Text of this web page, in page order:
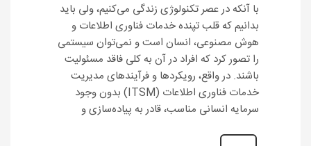
با آنکه در عصر تکنولوژی زندگی می‌کنیم، ولی باید
بدانیم که قلب تپنده خدمات فناوری اطلاعات و
هوش مصنوعی، انسان است و نمی‌توان سیستمی
را تصور کرد که افراد در آن به کلی فاقد مسئولیت
باشند. در واقع، رویکردها و فرآیندهای مدیریت
خدمات فناوری اطلاعات (ITSM) بدون وجود
سرمایه انسانی مناسب، قادر به پیاده‌سازی و